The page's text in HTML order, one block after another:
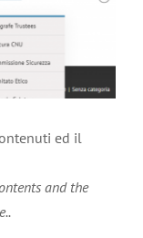
ed il
and the